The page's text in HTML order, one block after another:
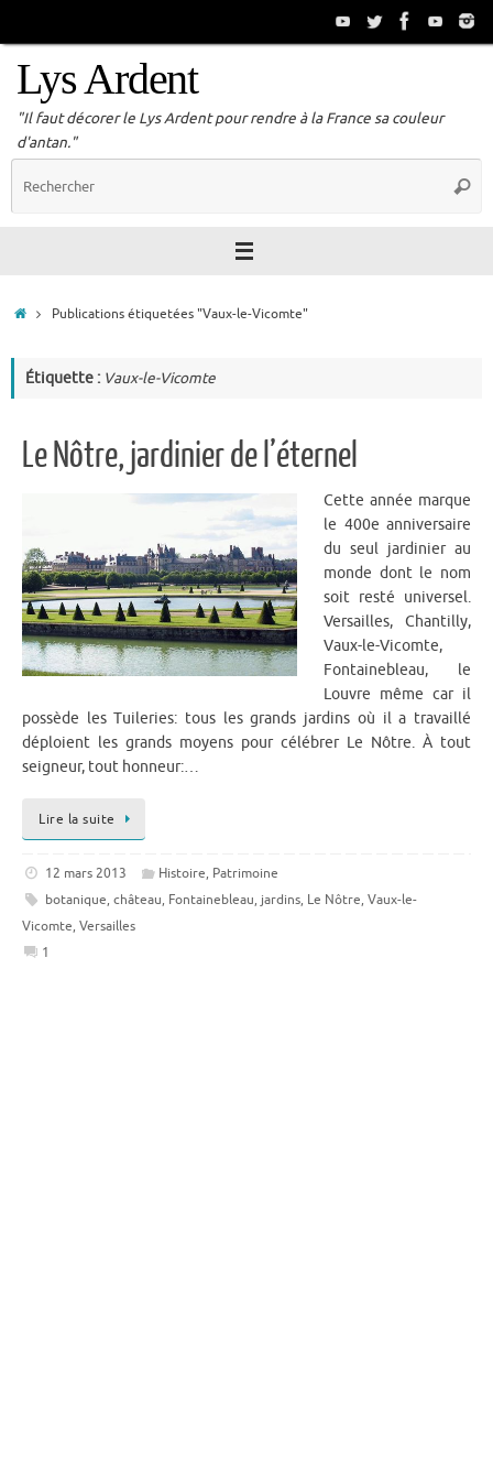
Lys Ardent
"Il faut décorer le Lys Ardent pour rendre à la France sa couleur
d'antan."
AccueilPublications étiquetées "Vaux-le-Vicomte"
Étiquette : Vaux-le-Vicomte
Le Nôtre, jardinier de l’éternel
Cette année marque
le 400e anniversaire
du seul jardinier au
monde dont le nom
soit resté universel.
Versailles, Chantilly,
Vaux-le-Vicomte,
Fontainebleau, le
Louvre même car il
possède les Tuileries: tous les grands jardins où il a travaillé
déploient les grands moyens pour célébrer Le Nôtre. À tout
seigneur, tout honneur:…
Lire la suite
12 mars 2013 Histoire, Patrimoine
botanique, château, Fontainebleau, jardins, Le Nôtre, Vaux-le-
Vicomte, Versailles
1